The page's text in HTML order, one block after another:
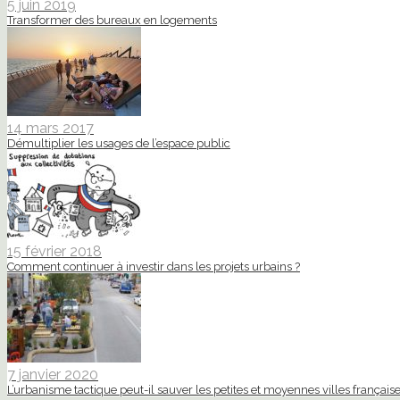
5 juin 2019
Transformer des bureaux en logements
14 mars 2017
Démultiplier les usages de l’espace public
15 février 2018
Comment continuer à investir dans les projets urbains ?
7 janvier 2020
L’urbanisme tactique peut-il sauver les petites et moyennes villes